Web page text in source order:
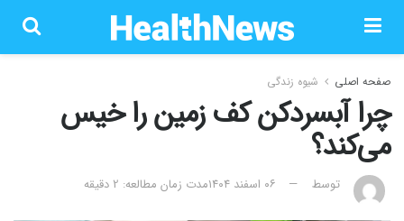
صفحه اصلی شیوه زندگی
چرا آبسردکن کف زمین را خیس
می‌کند؟
توسط ۰۶ اسفند ۱۴۰۴ مدت زمان مطالعه: 2 دقیقه